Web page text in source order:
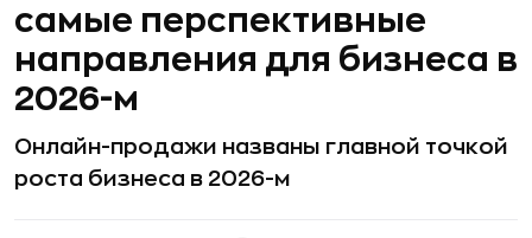
самые перспективные
направления для бизнеса в
2026-м
Онлайн-продажи названы главной точкой
роста бизнеса в 2026-м